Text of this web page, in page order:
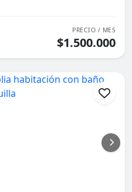
PRECIO / MES
$1.500.000